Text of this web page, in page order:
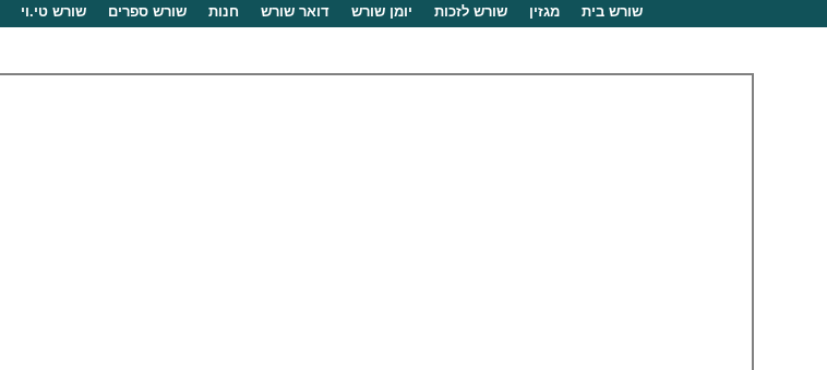
שורש בית מגזין שורש לזכות יומן שורש דואר שורש חנות שורש ספרים שורש טי.וי